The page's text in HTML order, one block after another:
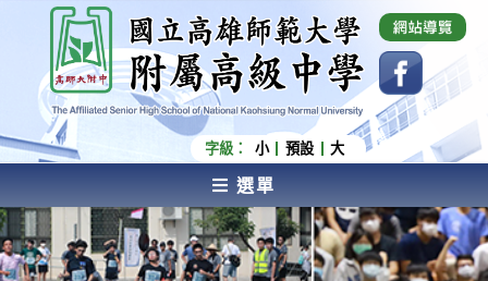
內
容
國立高雄師範大學附屬高級中學 Affiliated Senior
High School of National Kaohsiung Normal
University
字級： 小 預設 大
選單
AFFILIATED SENIOR HIGH SCHOOL OF NATIONAL
KAOHSIUNG NORMAL UNIVERSITY